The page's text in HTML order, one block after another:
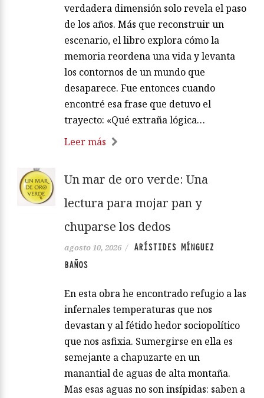
verdadera dimensión solo revela el paso
de los años. Más que reconstruir un
escenario, el libro explora cómo la
memoria reordena una vida y levanta
los contornos de un mundo que
desaparece. Fue entonces cuando
encontré esa frase que detuvo el
trayecto: «Qué extraña lógica…
Leer más
Un mar de oro verde: Una
lectura para mojar pan y
chuparse los dedos
agosto 10, 2026 /
ARÍSTIDES MÍNGUEZ
BAÑOS
En esta obra he encontrado refugio a las
infernales temperaturas que nos
devastan y al fétido hedor sociopolítico
que nos asfixia. Sumergirse en ella es
semejante a chapuzarte en un
manantial de aguas de alta montaña.
Mas esas aguas no son insípidas: saben a